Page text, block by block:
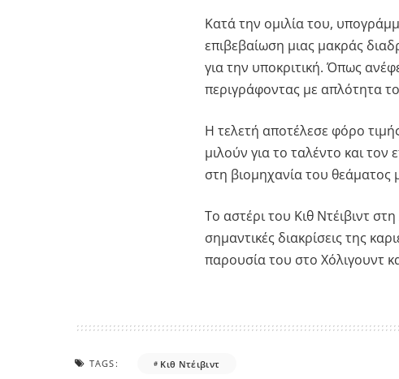
Κατά την ομιλία του,
επιβεβαίωση μιας μακράς
για την υποκριτική. Όπως
περιγράφοντας με απλότητα
Η τελετή αποτέλεσε φόρο
μιλούν για το ταλέντο και
στη βιομηχανία του
Το αστέρι του Κιθ Ντέιβιντ
σημαντικές διακρίσεις της
παρουσία του στο Χόλιγουντ
TAGS: Κιθ Ντέιβιντ